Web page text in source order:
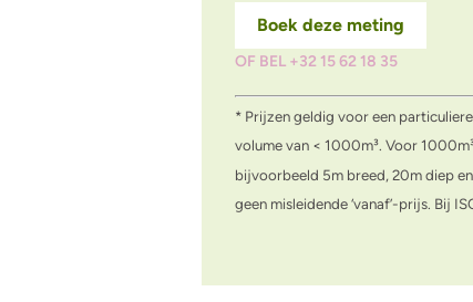
Boek deze meting
OF BEL +32 15 62 18 35
* Prijzen geldig voor een
volume van < 1000m³. Voor
bijvoorbeeld 5m breed, 20m diep
geen misleidende ‘vanaf’-prijs. Bij